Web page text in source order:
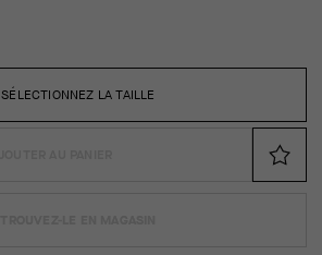
SÉLECTIONNEZ LA TAILLE